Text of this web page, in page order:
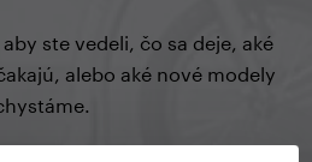
ste vedeli, čo sa deje, aké
alebo aké nové modely